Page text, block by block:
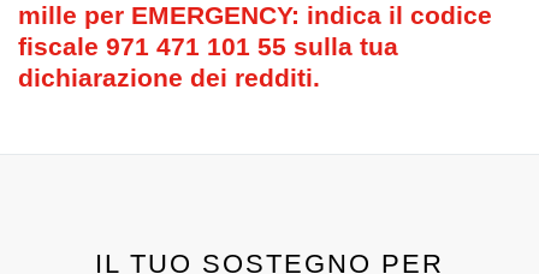
mille per EMERGENCY: indica il codice
fiscale 971 471 101 55 sulla tua
dichiarazione dei redditi.
IL TUO SOSTEGNO PER